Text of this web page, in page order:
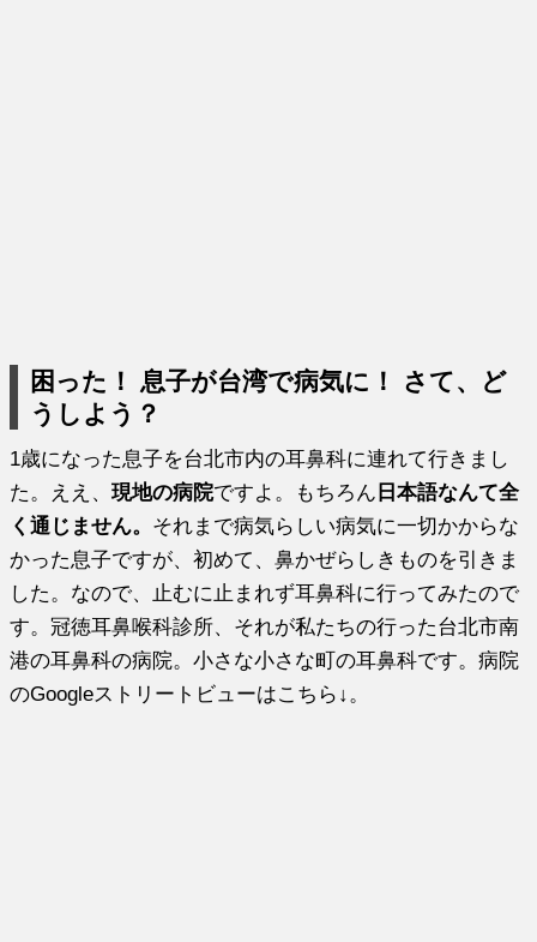
困った！ 息子が台湾で病気に！ さて、ど
うしよう？
1歳になった息子を台北市内の耳鼻科に連れて行きまし
た。ええ、現地の病院ですよ。もちろん 日本語なんて全
く通じません。 それまで病気らしい病気に一切かからな
かった息子ですが、初めて、鼻かぜらしきものを引きま
した。なので、止むに止まれず耳鼻科に行ってみたので
す。冠徳耳鼻喉科診所、それが私たちの行った台北市南
港の耳鼻科の病院。小さな小さな町の耳鼻科です。病院
のGoogleストリートビューはこちら↓。